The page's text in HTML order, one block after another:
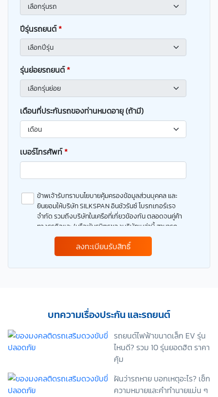
ปีรุ่นรถยนต์*
รุ่นย่อยรถยนต์*
เดือนที่ประกันรถของท่านหมดอายุ (ถ้ามี)
เบอร์โทรศัพท์*
ข้าพเจ้ารับทราบนโยบายคุ้มครองข้อมูลส่วนบุคคล และ
ยินยอมให้บริษัท SILKSPAN อินชัวรันซ์ โบรกเกอร์เรจ
จำกัด รวมถึงบริษัทในเครือที่เกี่ยวข้องกัน ตลอดจนคู่ค้า
ทางธุรกิจและ/หรือพันธมิตรของบริษัทเหล่านี้ สามารถ
เก็บ ใช้ และ/หรือ เปิดเผยข้อมูลส่วนบุคคลและข้อมูลส่วน
บุคคลที่มีความอ่อนไหวของข้าพเจ้า เพื่อวัตถุประสงค์ใน
การดำเนินการติดต่อและนำเสนอข้อมูลสำหรับการขาย
ผลิตภัณฑ์ การจัดทำรายการส่งเสริมการขายและการ
อื่นๆ ท่านสามารถอ่านรายละเอียดนโยบายคุ้มครองข้อมูล
ส่วนบุคคลและสิทธิของเจ้าของข้อมูลส่วนบุคคลได้ที่
เว็บไซต์ คำประกาศเกี่ยวกับความเป็นส่วนตัว ก่อนให้
ความยินยอม ทั้งนี้ ก่อนการแสดงเจตนา ข้าพเจ้าได้อ่าน
รายละเอียดจากเอกสารชี้แจงข้อมูล หรือได้รับคำอธิบาย
จากหน่วยงานถึงวัตถุประสงค์ในการเก็บรวบรวม ใช้หรือ
และมีความเข้าใจดีแล้ว ข้าพเจ้าให้ความยินยอมหรือปฏิเสธ
ไม่ให้ความยินยอมในเอกสารนี้ด้วยความสมัครใจ
ลงทะเบียนรับสิทธิ์
บทความเรื่องประกัน และรถยนต์
รถยนต์ไฟฟ้าขนาดเล็ก EV รุ่น
ไหนดี? รวม 10 รุ่นยอดฮิต ราคา
คุ้ม
ฝันว่ารถหาย บอกเหตุอะไร? เช็ก
ความหมายและคำทำนายแม่น ๆ